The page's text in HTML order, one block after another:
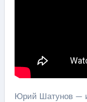
Юрий Шатунов —